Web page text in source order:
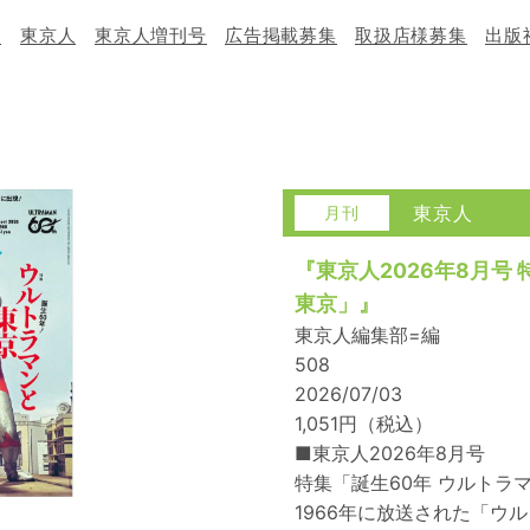
東京人 東京人増刊号 広告掲載募集 取扱店様募集 出版
東京人
『東京人2026年8月号
東京」』
東京人編集部=編
508
2026/07/03
1,051円（税込）
■東京人2026年8月号
特集「誕生60年 ウルトラ
1966年に放送された「ウ